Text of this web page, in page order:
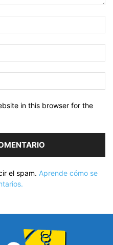
in this browser for the
el spam. Aprende cómo se